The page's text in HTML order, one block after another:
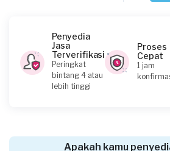
Olive32 requested Service AC
Sekitar 2 jam yang lalu
Jakarta Selatan, Jakarta
Penyedia
Jasa
Terverifikasi
Peringkat
bintang 4 atau
lebih tinggi
Proses
Cepat
1 jam
Apakah kamu